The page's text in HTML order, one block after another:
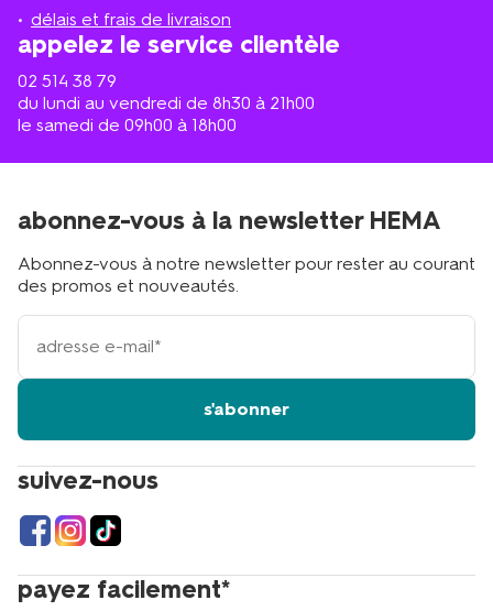
délais et frais de livraison
appelez le service clientèle
02 514 38 79
du lundi au vendredi de 8h30 à 21h00
le samedi de 09h00 à 18h00
proche
suivez-nous
payez facilement*
abonnez-vous à la newsletter HEMA
Abonnez-vous à notre newsletter pour rester au courant
des promos et nouveautés.
votre
adresse
s'abonner